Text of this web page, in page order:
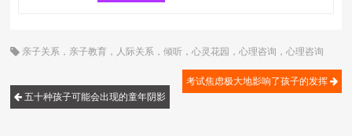
亲子关系 ， 亲子教育 ， 人际关系 ，倾听 ，心灵花园 ，心理咨询 ，心理咨询
五十种孩子可能会出现的童年阴影
考试焦虑极大地影响了孩子的发挥